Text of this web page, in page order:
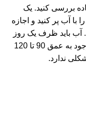
بررسی کنید. یک
آن را با آب پر کنید و اجازه
آب باید ظرف یک روز
تخلیه شود. اگر ریشه های پوشش گیاهی موجود به عمق 90 تا 120
ندارد.